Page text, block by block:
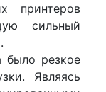
принтеров
сильный
было резкое
Являясь